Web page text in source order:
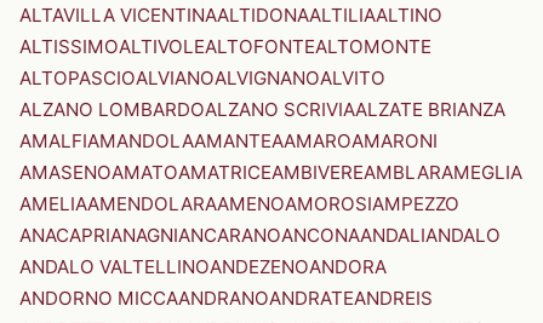
ALTAVILLA VICENTINAALTIDONAALTILIAALTINO
ALTISSIMOALTIVOLEALTOFONTEALTOMONTE
ALTOPASCIOALVIANOALVIGNANOALVITO
ALZANO LOMBARDOALZANO SCRIVIAALZATE BRIANZA
AMALFIAMANDOLAAMANTEAAMAROAMARONI
AMASENOAMATOAMATRICEAMBIVEREAMBLARAMEGLIA
AMELIAAMENDOLARAAMENOAMOROSIAMPEZZO
ANACAPRIANAGNIANCARANOANCONAANDALIANDALO
ANDALO VALTELLINOANDEZENOANDORA
ANDORNO MICCAANDRANOANDRATEANDREIS